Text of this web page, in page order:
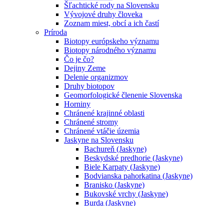
Šľachtické rody na Slovensku
Vývojové druhy človeka
Zoznam miest, obcí a ich častí
Príroda
Biotopy európskeho významu
Biotopy národného významu
Čo je čo?
Dejiny Zeme
Delenie organizmov
Druhy biotopov
Geomorfologické členenie Slovenska
Horniny
Chránené krajinné oblasti
Chránené stromy
Chránené vtáčie územia
Jaskyne na Slovensku
Bachureň (Jaskyne)
Beskydské predhorie (Jaskyne)
Biele Karpaty (Jaskyne)
Bodvianska pahorkatina (Jaskyne)
Branisko (Jaskyne)
Bukovské vrchy (Jaskyne)
Burda (Jaskyne)